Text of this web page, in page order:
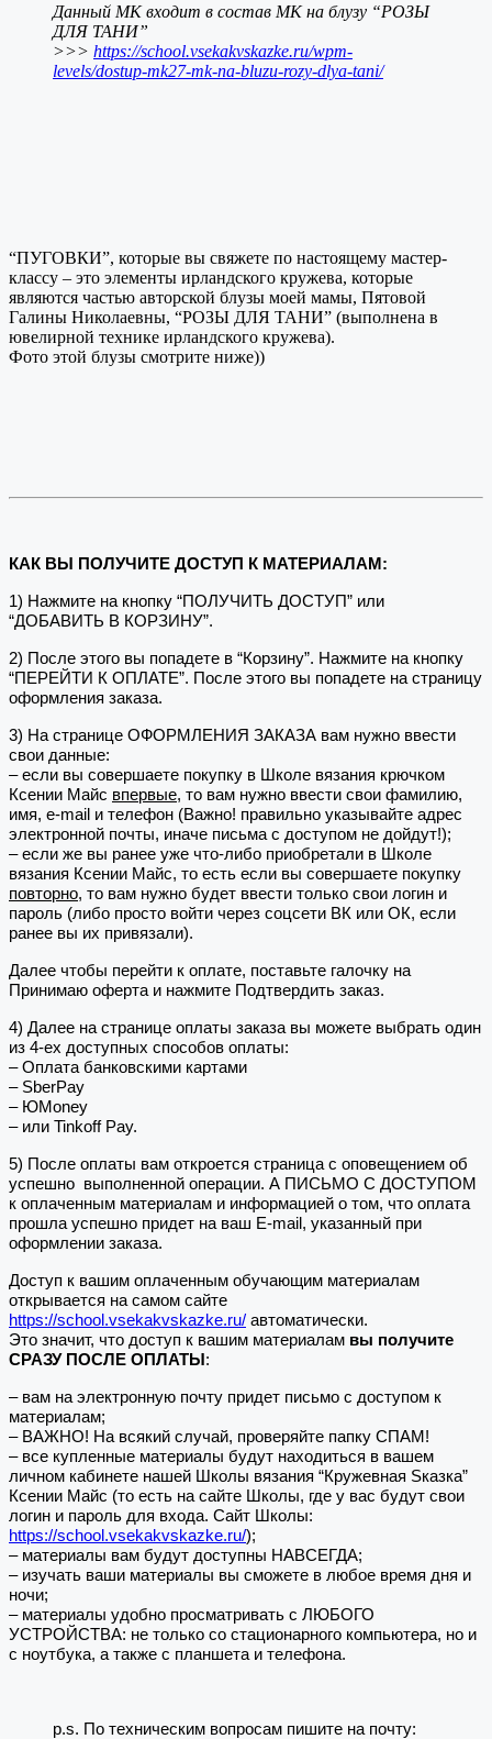
Данный МК входит в состав МК на блузу “РОЗЫ
ДЛЯ ТАНИ”
>>> https://school.vsekakvskazke.ru/wpm-
levels/dostup-mk27-mk-na-bluzu-rozy-dlya-tani/
“ПУГОВКИ”, которые вы свяжете по настоящему мастер-
классу – это элементы ирландского кружева, которые
являются частью авторской блузы моей мамы, Пятовой
Галины Николаевны, “РОЗЫ ДЛЯ ТАНИ” (выполнена в
ювелирной технике ирландского кружева).
Фото этой блузы смотрите ниже))
КАК ВЫ ПОЛУЧИТЕ ДОСТУП К МАТЕРИАЛАМ:
1) Нажмите на кнопку “ПОЛУЧИТЬ ДОСТУП” или
“ДОБАВИТЬ В КОРЗИНУ”.
2) После этого вы попадете в “Корзину”. Нажмите на кнопку
“ПЕРЕЙТИ К ОПЛАТЕ”. После этого вы попадете на страницу
оформления заказа.
3) На странице ОФОРМЛЕНИЯ ЗАКАЗА вам нужно ввести
свои данные:
– если вы совершаете покупку в Школе вязания крючком
Ксении Майс впервые, то вам нужно ввести свои фамилию,
имя, e-mail и телефон (Важно! правильно указывайте адрес
электронной почты, иначе письма с доступом не дойдут!);
– если же вы ранее уже что-либо приобретали в Школе
вязания Ксении Майс, то есть если вы совершаете покупку
повторно, то вам нужно будет ввести только свои логин и
пароль (либо просто войти через соцсети ВК или ОК, если
ранее вы их привязали).
Далее чтобы перейти к оплате, поставьте галочку на
Принимаю оферта и нажмите Подтвердить заказ.
4) Далее на странице оплаты заказа вы можете выбрать один
из 4-ех доступных способов оплаты:
– Оплата банковскими картами
– SberPay
– ЮMoney
– или Tinkoff Pay.
5) После оплаты вам откроется страница с оповещением об
успешно выполненной операции. А ПИСЬМО С ДОСТУПОМ
к оплаченным материалам и информацией о том, что оплата
прошла успешно придет на ваш E-mail, указанный при
оформлении заказа.
Доступ к вашим оплаченным обучающим материалам
открывается на самом сайте
https://school.vsekakvskazke.ru/ автоматически.
Это значит, что доступ к вашим материалам вы получите
СРАЗУ ПОСЛЕ ОПЛАТЫ :
– вам на электронную почту придет письмо с доступом к
материалам;
– ВАЖНО! На всякий случай, проверяйте папку СПАМ!
– все купленные материалы будут находиться в вашем
личном кабинете нашей Школы вязания “Кружевная Sказка”
Ксении Майс (то есть на сайте Школы, где у вас будут свои
логин и пароль для входа. Сайт Школы:
https://school.vsekakvskazke.ru/);
– материалы вам будут доступны НАВСЕГДА;
– изучать ваши материалы вы сможете в любое время дня и
ночи;
– материалы удобно просматривать с ЛЮБОГО
УСТРОЙСТВА: не только со стационарного компьютера, но и
с ноутбука, а также с планшета и телефона.
p.s. По техническим вопросам пишите на почту: